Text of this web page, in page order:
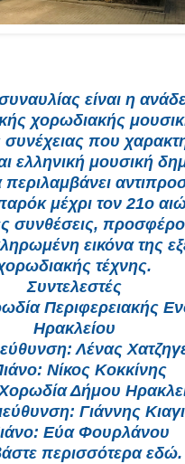
είναι η
χορωδιακής
συνέχειας που
ελληνική μουσική
μέχρι τον 21ο
συνθέσεις,
εικόνα της
τέχνης.
Συντελεστές
Περιφερειακής
Ηρακλείου
Λένας
Νίκος Κοκκίνης
Χορωδία Δήμου
Γιάννης
Εύα Φουρλάνου
περισσότερα εδώ.